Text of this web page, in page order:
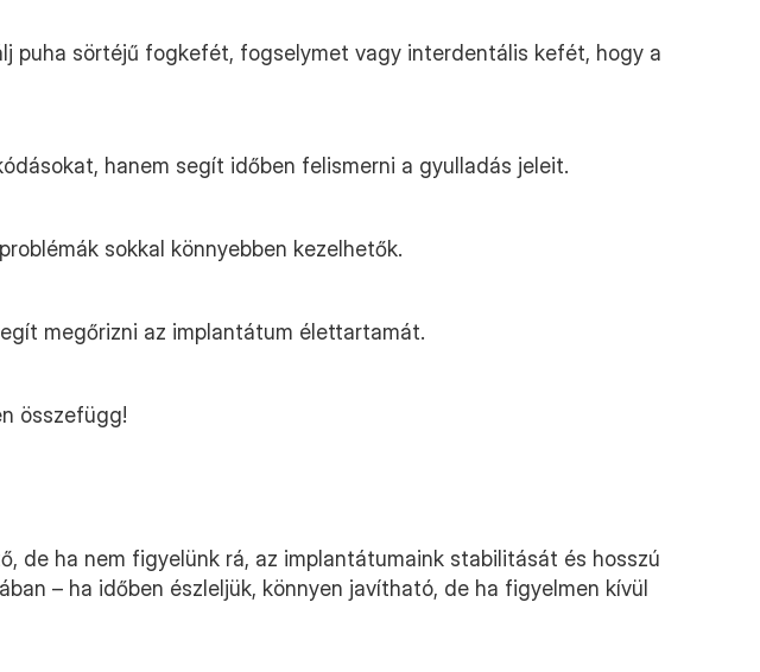
puha sörtéjű fogkefét, fogselymet vagy interdentális kefét, hogy a
hanem segít időben felismerni a gyulladás jeleit.
sokkal könnyebben kezelhetők.
megőrizni az implantátum élettartamát.
összefügg!
de ha nem figyelünk rá, az implantátumaink stabilitását és hosszú
– ha időben észleljük, könnyen javítható, de ha figyelmen kívül